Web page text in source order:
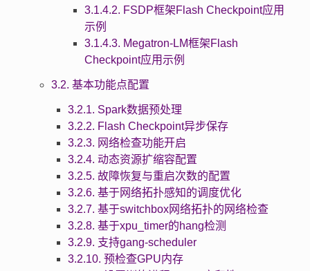
3.1.4.2. FSDP框架Flash Checkpoint应用
示例
3.1.4.3. Megatron-LM框架Flash
Checkpoint应用示例
3.2. 基本功能点配置
3.2.1. Spark数据预处理
3.2.2. Flash Checkpoint异步保存
3.2.3. 网络检查功能开启
3.2.4. 动态资源扩缩容配置
3.2.5. 故障恢复与重启次数的配置
3.2.6. 基于网络拓扑感知的调度优化
3.2.7. 基于switchbox网络拓扑的网络检查
3.2.8. 基于xpu_timer的hang检测
3.2.9. 支持gang-scheduler
3.2.10. 预检查GPU内存